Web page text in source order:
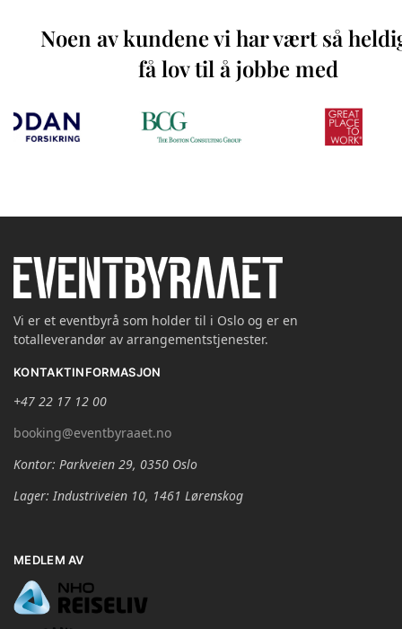
Noen av kundene vi har vært så
få lov til å jobbe med
Vi er et eventbyrå som holder til i Oslo og er en
totalleverandør av arrangementstjenester.
KONTAKTINFORMASJON
+47 22 17 12 00
booking@eventbyraaet.no
Kontor: Parkveien 29, 0350 Oslo
Lager: Industriveien 10, 1461 Lørenskog
MEDLEM AV